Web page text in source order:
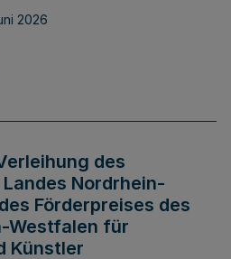
2026
des
Nordrhein-
Förderpreises des
Westfalen für
Künstler